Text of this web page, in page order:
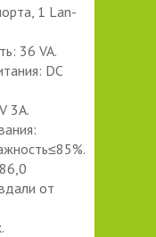
1 Lan-
36 VA.
DC
3A.
от